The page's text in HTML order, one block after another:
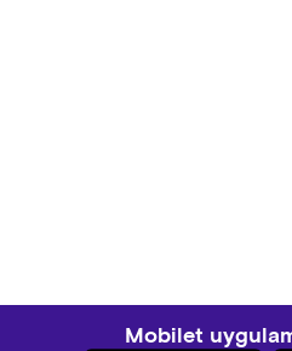
Mobilet